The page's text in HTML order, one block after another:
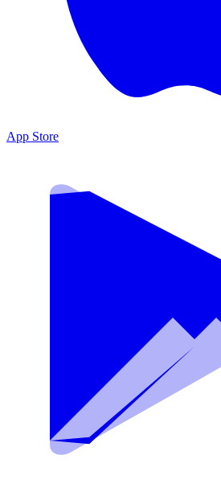
App Store